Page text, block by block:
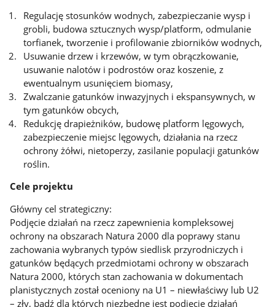
Regulację stosunków wodnych, zabezpieczanie wysp i
grobli, budowa sztucznych wysp/platform, odmulanie
torfianek, tworzenie i profilowanie zbiorników wodnych,
Usuwanie drzew i krzewów, w tym obrączkowanie,
usuwanie nalotów i podrostów oraz koszenie, z
ewentualnym usunięciem biomasy,
Zwalczanie gatunków inwazyjnych i ekspansywnych, w
tym gatunków obcych,
Redukcję drapieżników, budowę platform lęgowych,
zabezpieczenie miejsc lęgowych, działania na rzecz
ochrony żółwi, nietoperzy, zasilanie populacji gatunków
roślin.
Cele projektu
Główny cel strategiczny:
Podjęcie działań na rzecz zapewnienia kompleksowej
ochrony na obszarach Natura 2000 dla poprawy stanu
zachowania wybranych typów siedlisk przyrodniczych i
gatunków będących przedmiotami ochrony w obszarach
Natura 2000, których stan zachowania w dokumentach
planistycznych został oceniony na U1 – niewłaściwy lub U2
– zły, bądź dla których niezbędne jest podjęcie działań